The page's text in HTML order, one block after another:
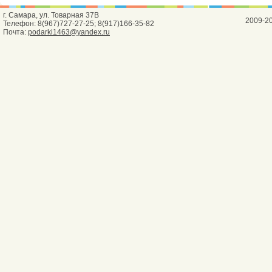
г. Самара, ул. Товарная 37В
Телефон: 8(967)727-27-25; 8(917)166-35-82
Почта: podarki1463@yandex.ru
2009-